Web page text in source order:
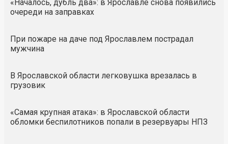
«Началось, дубль два»: в Ярославле снова появились
очереди на заправках
При пожаре на даче под Ярославлем пострадал
мужчина
В Ярославской области легковушка врезалась в
грузовик
«Самая крупная атака»: в Ярославской области
обломки беспилотников попали в резервуары НПЗ